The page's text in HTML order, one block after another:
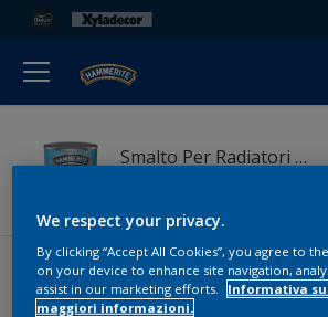
Smalto Per Radiatori Brillante
We respect your privacy.
By clicking “Accept All Cookies”, you agree to
on your device to enhance site navigation,
assist in our marketing efforts. Informativa
maggiori informazioni.